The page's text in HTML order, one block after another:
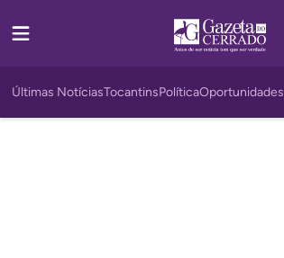
Últimas NotíciasTocantinsPolíticaOportunidades